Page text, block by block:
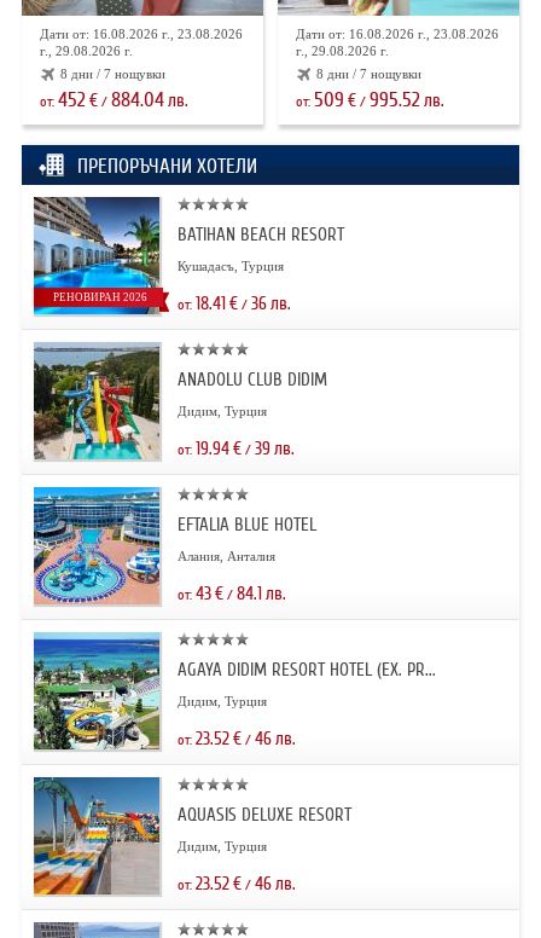
Дати от: 16.08.2026 г., 23.08.2026
г., 29.08.2026 г.
8 дни / 7 нощувки
от: 452€/ 884.04лв.
Дати от: 16.08.2026 г., 23.08.2026
г., 29.08.2026 г.
8 дни / 7 нощувки
от:509 € /995.52лв.
ПРЕПОРЪЧАНИ ХОТЕЛИ
РЕНОВИРАН 2026
BATIHAN BEACH RESORT
Кушадасъ, Турция
от: 18.41€/ 36лв.
ANADOLU CLUB DIDIM
Дидим, Турция
от: 19.94€/ 39 лв.
EFTALIA BLUE HOTEL
Алания, Анталия
от: 43€/ 84.1лв.
AGAYA DIDIM RESORT HOTEL (EX. PR...
Дидим, Турция
от: 23.52€/ 46лв.
AQUASIS DELUXE RESORT
Дидим, Турция
от: 23.52€/ 46лв.